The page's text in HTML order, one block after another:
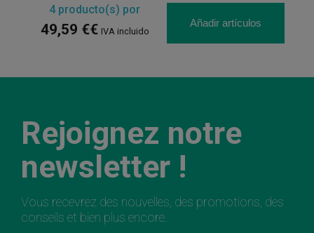
4producto(s) por
49,59 €€ IVA incluido
Añadir artículos
Rejoignez notre
newsletter !
Vous recevrez des nouvelles, des promotions, des
conseils et bien plus encore.